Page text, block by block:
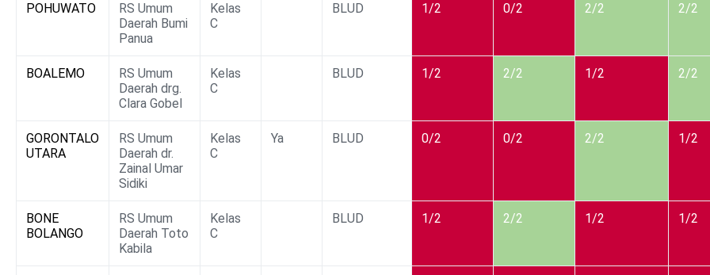
POHUWATO
RS Umum
Daerah Bumi
Panua
Kelas
C
BLUD 1/2 0/2 2/2 2/2
BOALEMO
RS Umum
Daerah drg.
Clara Gobel
Kelas
C
BLUD 1/2 2/2 1/2 2/2
GORONTALO
UTARA
RS Umum
Daerah dr.
Zainal Umar
Sidiki
Kelas
C
Ya BLUD 0/2 0/2 2/2 1/2
BONE
BOLANGO
RS Umum
Daerah Toto
Kabila
Kelas
C
BLUD 1/2 2/2 1/2 1/2